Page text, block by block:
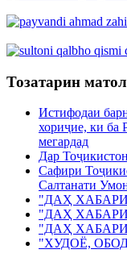
Тозатарин
Истифодаи
хориҷие, ки ба
мегардад
Дар
Сафири
Салтанати
"ДАҲ ХАБАРИ
"ДАҲ ХАБАРИ
"ДАҲ ХАБАРИ
"ХУДОЁ,